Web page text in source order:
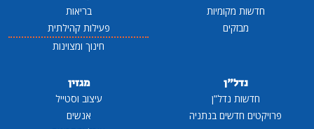
חדשות מקומיות
מבזקים
בריאות
פעילות קהילתית
חינוך ומצוינות
נדל"ן
חדשות נדל"ן
פרויקטים חדשים בנתניה
מגזין
עיצוב וסטייל
אנשים